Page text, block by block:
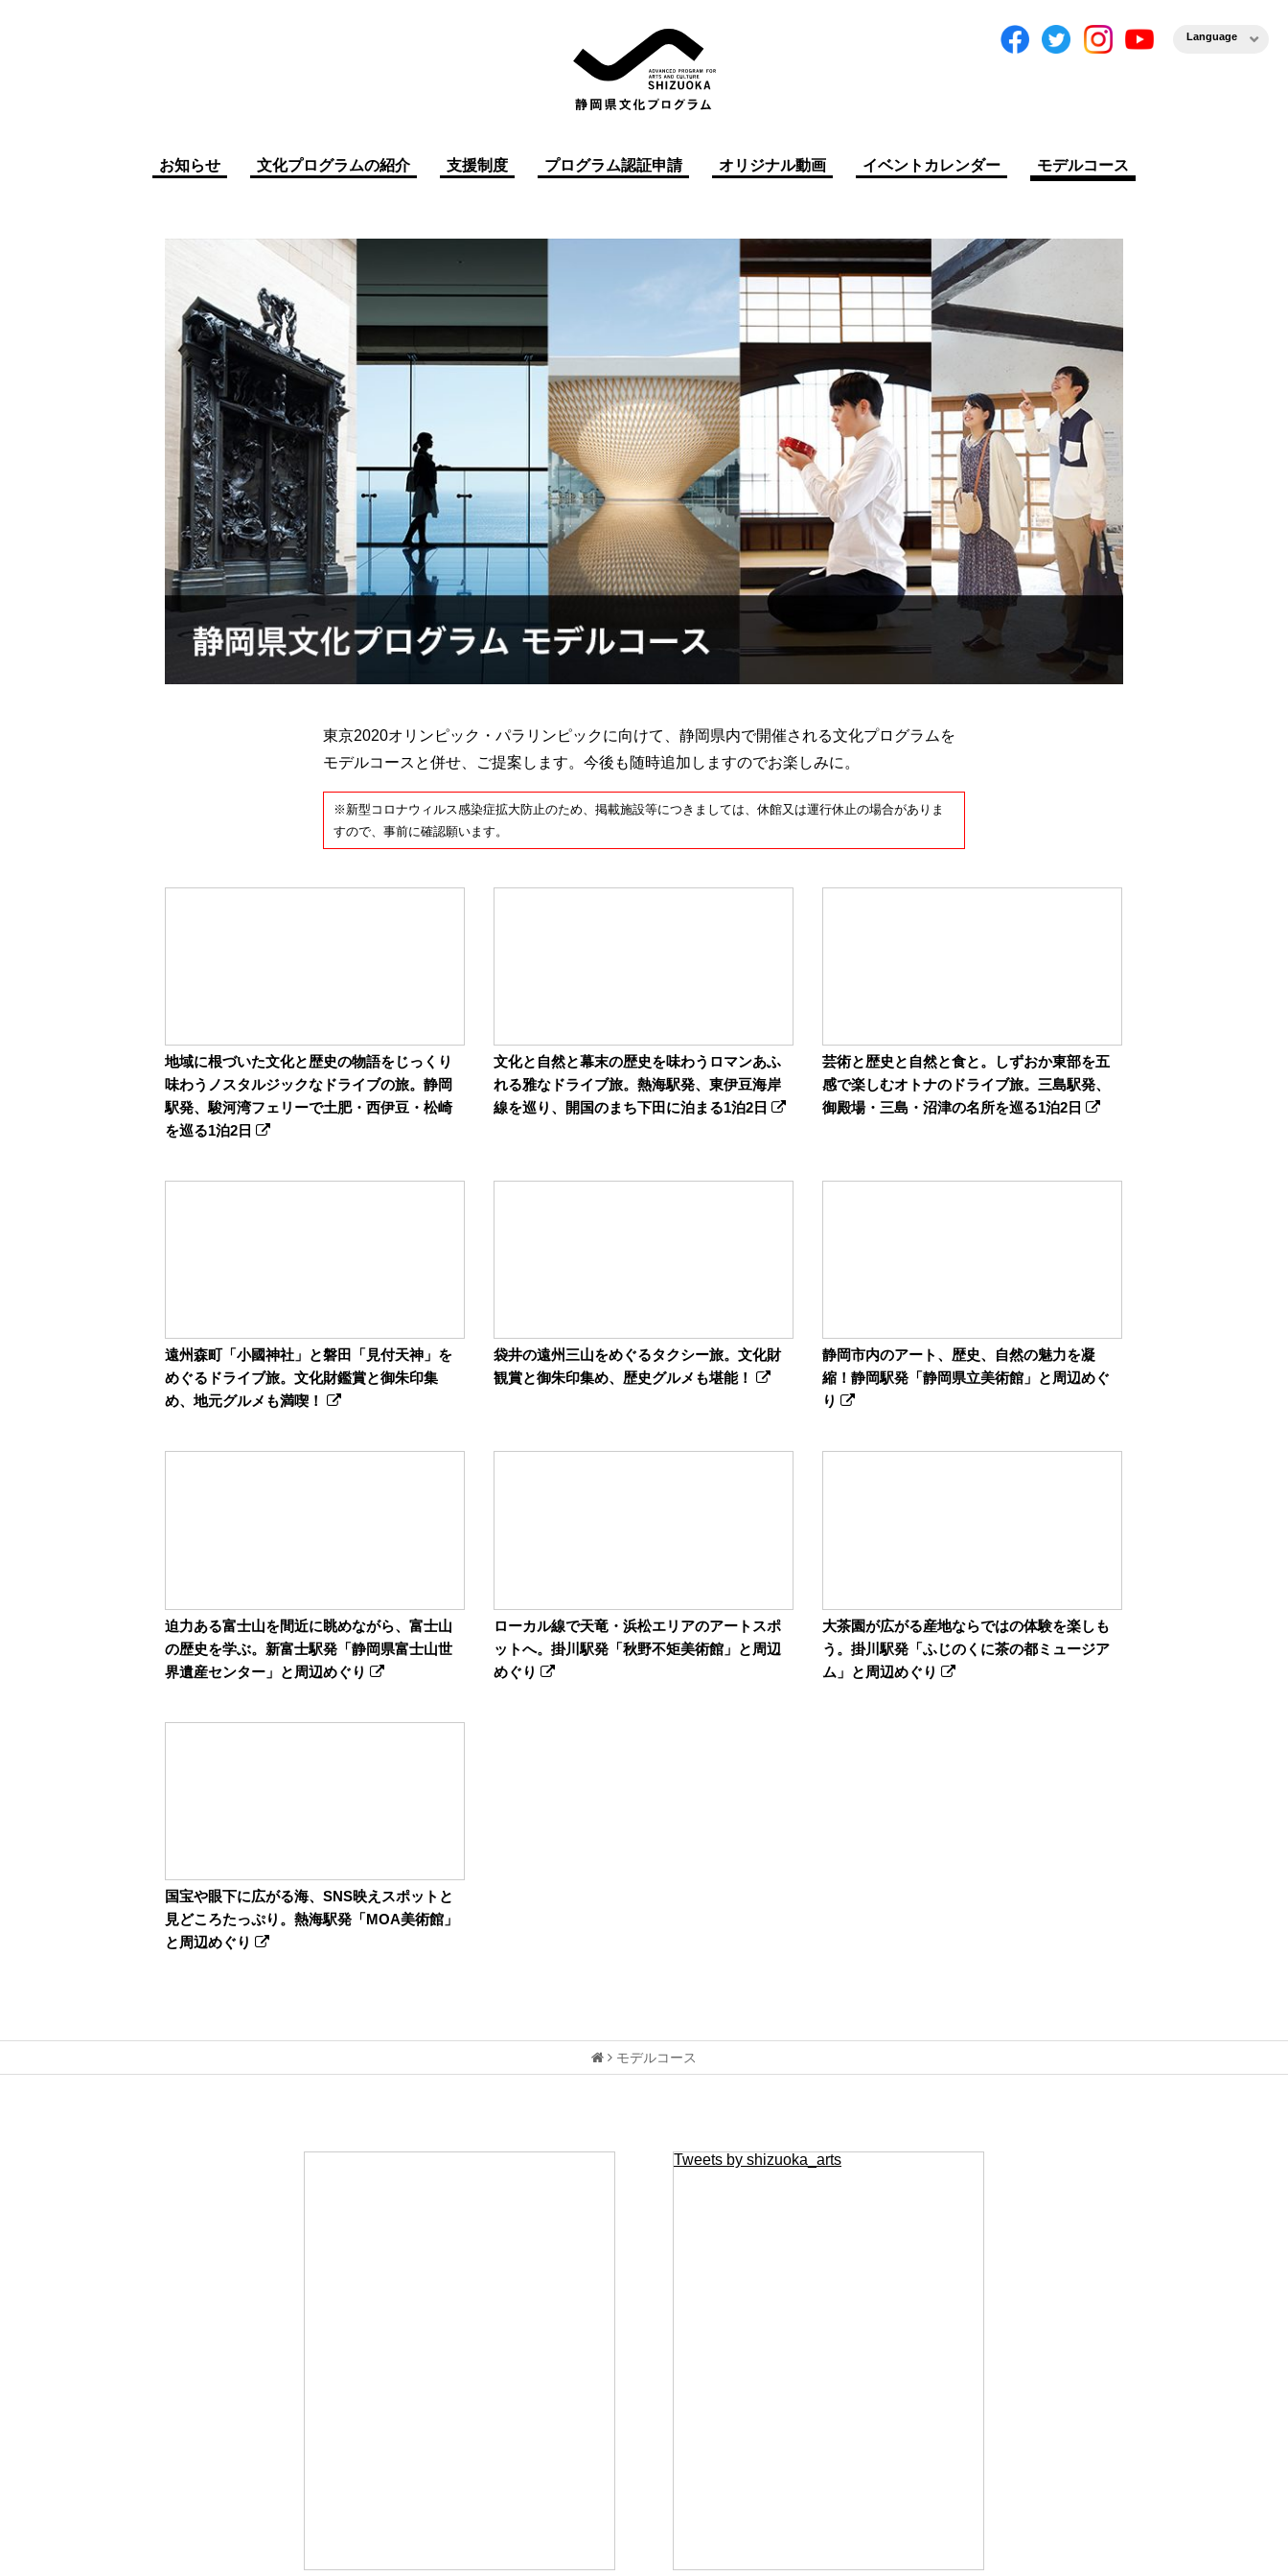
お知らせ 文化プログラムの紹介 支援制度 プログラム認証申請 オリジナル動画 イベントカレンダー モデルコース
Language
東京2020オリンピック・パラリンピックに向けて、静岡県内で開催される文化プログラムを
モデルコースと併せ、ご提案します。今後も随時追加しますのでお楽しみに。
※新型コロナウィルス感染症拡大防止のため、掲載施設等につきましては、休館又は運行休止の場合がありま
すので、事前に確認願います。
地域に根づいた文化と歴史の物語をじっくり
味わうノスタルジックなドライブの旅。静岡
駅発、駿河湾フェリーで土肥・西伊豆・松崎
を巡る1泊2日
文化と自然と幕末の歴史を味わうロマンあふ
れる雅なドライブ旅。熱海駅発、東伊豆海岸
線を巡り、開国のまち下田に泊まる1泊2日
芸術と歴史と自然と食と。しずおか東部を五
感で楽しむオトナのドライブ旅。三島駅発、
御殿場・三島・沼津の名所を巡る1泊2日
遠州森町「小國神社」と磐田「見付天神」を
めぐるドライブ旅。文化財鑑賞と御朱印集
め、地元グルメも満喫！
袋井の遠州三山をめぐるタクシー旅。文化財
観賞と御朱印集め、歴史グルメも堪能！
静岡市内のアート、歴史、自然の魅力を凝
縮！静岡駅発「静岡県立美術館」と周辺めぐ
り
迫力ある富士山を間近に眺めながら、富士山
の歴史を学ぶ。新富士駅発「静岡県富士山世
界遺産センター」と周辺めぐり
ローカル線で天竜・浜松エリアのアートスポ
ットへ。掛川駅発「秋野不矩美術館」と周辺
めぐり
大茶園が広がる産地ならではの体験を楽しも
う。掛川駅発「ふじのくに茶の都ミュージア
ム」と周辺めぐり
国宝や眼下に広がる海、SNS映えスポットと
見どころたっぷり。熱海駅発「MOA美術館」
と周辺めぐり
モデルコース
Tweets by shizuoka_arts